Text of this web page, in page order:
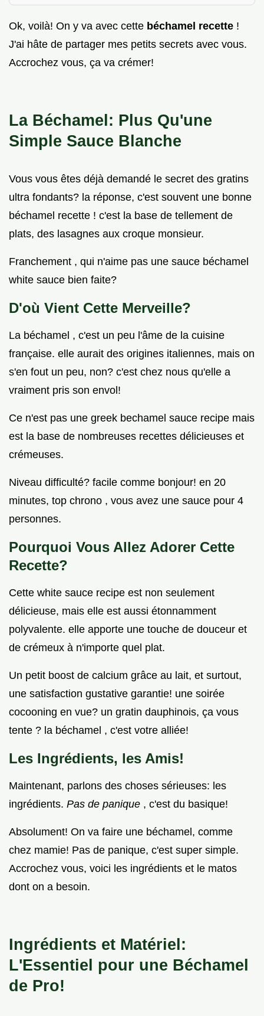
Ok, voilà! On y va avec cette béchamel recette !
J'ai hâte de partager mes petits secrets avec vous.
Accrochez vous, ça va crémer!
La Béchamel: Plus Qu'une
Simple Sauce Blanche
Vous vous êtes déjà demandé le secret des gratins
ultra fondants? la réponse, c'est souvent une bonne
béchamel recette ! c'est la base de tellement de
plats, des lasagnes aux croque monsieur.
Franchement , qui n'aime pas une sauce béchamel
white sauce bien faite?
D'où Vient Cette Merveille?
La béchamel , c'est un peu l'âme de la cuisine
française. elle aurait des origines italiennes, mais on
s'en fout un peu, non? c'est chez nous qu'elle a
vraiment pris son envol!
Ce n'est pas une greek bechamel sauce recipe mais
est la base de nombreuses recettes délicieuses et
crémeuses.
Niveau difficulté? facile comme bonjour! en 20
minutes, top chrono , vous avez une sauce pour 4
personnes.
Pourquoi Vous Allez Adorer Cette
Recette?
Cette white sauce recipe est non seulement
délicieuse, mais elle est aussi étonnamment
polyvalente. elle apporte une touche de douceur et
de crémeux à n'importe quel plat.
Un petit boost de calcium grâce au lait, et surtout,
une satisfaction gustative garantie! une soirée
cocooning en vue? un gratin dauphinois, ça vous
tente ? la béchamel , c'est votre alliée!
Les Ingrédients, les Amis!
Maintenant, parlons des choses sérieuses: les
ingrédients. Pas de panique , c'est du basique!
Absolument! On va faire une béchamel, comme
chez mamie! Pas de panique, c'est super simple.
Accrochez vous, voici les ingrédients et le matos
dont on a besoin.
Ingrédients et Matériel:
L'Essentiel pour une Béchamel
de Pro!